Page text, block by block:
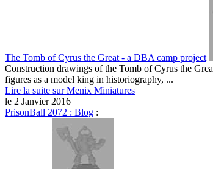
The Tomb of Cyrus the Great - a DBA camp project
Construction drawings of the Tomb of Cyrus the
figures as a model king in historiography, ...
Lire la suite sur Menix Miniatures
le 2 Janvier 2016
PrisonBall 2072 : Blog :